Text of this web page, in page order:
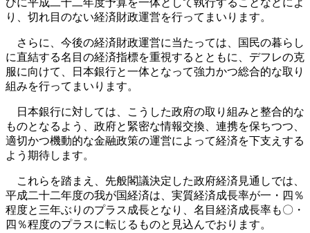
びに平成二十二年度予算を一体として執行することなどによ
り、切れ目のない経済財政運営を行ってまいります。
さらに、今後の経済財政運営に当たっては、国民の暮らし
に直結する名目の経済指標を重視するとともに、デフレの克
服に向けて、日本銀行と一体となって強力かつ総合的な取り
組みを行ってまいります。
日本銀行に対しては、こうした政府の取り組みと整合的な
ものとなるよう、政府と緊密な情報交換、連携を保ちつつ、
適切かつ機動的な金融政策の運営によって経済を下支えする
よう期待します。
これらを踏まえ、先般閣議決定した政府経済見通しでは、
平成二十二年度の我が国経済は、実質経済成長率が一・四％
程度と三年ぶりのプラス成長となり、名目経済成長率も〇・
四％程度のプラスに転じるものと見込んでおります。